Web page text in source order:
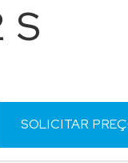
S
SOLICITAR